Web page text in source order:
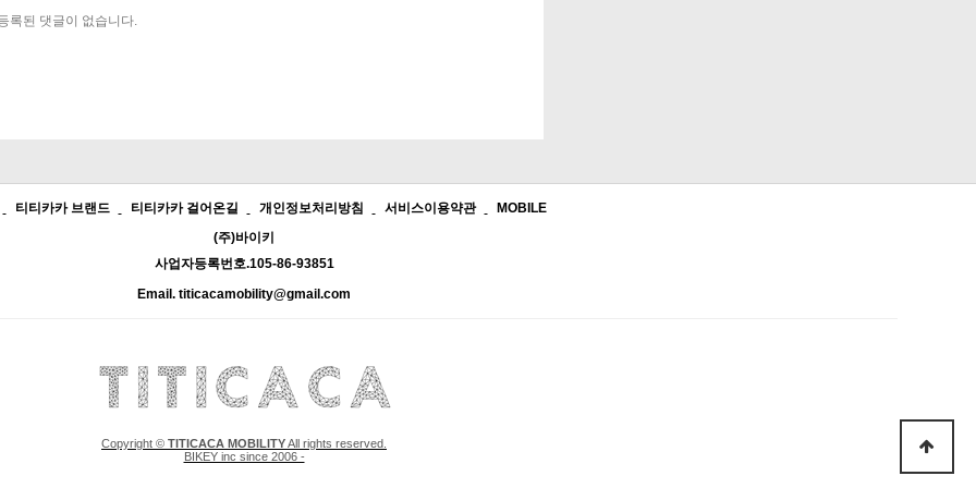
록된 댓글이 없습니다.
티티카카 브랜드 티티카카 걸어온길 개인정보처리방침 서비스이용약관
MOBILE
(주)바이키
사업자등록번호.105-86-93851
Email. titicacamobility@gmail.com
Copyright © TITICACA MOBILITYAll rights reserved.
BIKEY inc since 2006 -